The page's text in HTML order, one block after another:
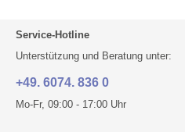
Service-Hotline
Unterstützung und Beratung unter:
+49. 6074. 836 0
Mo-Fr, 09:00 - 17:00 Uhr